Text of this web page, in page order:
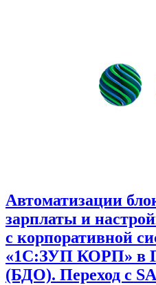
Автоматизации
зарплаты и
с корпоративной
«1С:ЗУП КОРП» в
(БДО). Переход с